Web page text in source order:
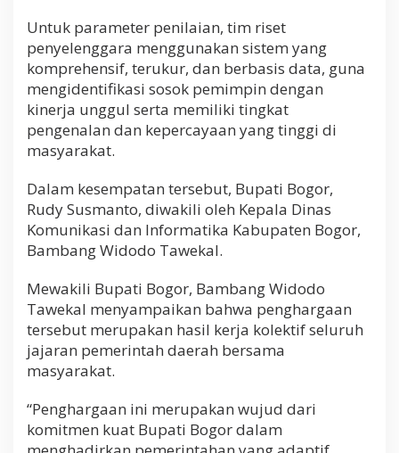
Untuk parameter penilaian, tim riset
penyelenggara menggunakan sistem yang
komprehensif, terukur, dan berbasis data, guna
mengidentifikasi sosok pemimpin dengan
kinerja unggul serta memiliki tingkat
pengenalan dan kepercayaan yang tinggi di
masyarakat.
Dalam kesempatan tersebut, Bupati Bogor,
Rudy Susmanto, diwakili oleh Kepala Dinas
Komunikasi dan Informatika Kabupaten Bogor,
Bambang Widodo Tawekal.
Mewakili Bupati Bogor, Bambang Widodo
Tawekal menyampaikan bahwa penghargaan
tersebut merupakan hasil kerja kolektif seluruh
jajaran pemerintah daerah bersama
masyarakat.
“Penghargaan ini merupakan wujud dari
komitmen kuat Bupati Bogor dalam